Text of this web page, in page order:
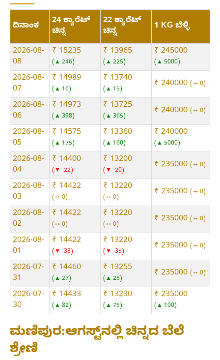
ದಿನಾಂಕ
24 ಕ್ಯಾರೆಟ್
ಚಿನ್ನ
22 ಕ್ಯಾರೆಟ್
ಚಿನ್ನ
1 KG ಬೆಳ್ಳಿ
2026-08-
08
₹ 15235
▲ 246
₹ 13965
▲ 225
₹ 245000
▲ 5000
2026-08-
07
₹ 14989
▲ 16
₹ 13740
▲ 15 ₹ 240000 ⇿ 0
2026-08-
06
₹ 14973
▲ 398
₹ 13725
▲ 365 ₹ 240000 ⇿ 0
2026-08-
05
₹ 14575
▲ 175
₹ 13360
▲ 160
₹ 240000
▲ 5000
2026-08-
04
₹ 14400
▼ -22
₹ 13200
▼ -20 ₹ 235000 ⇿ 0
2026-08-
03
₹ 14422
⇿ 0
₹ 13220
⇿ 0 ₹ 235000 ⇿ 0
2026-08-
02
₹ 14422
⇿ 0
₹ 13220
⇿ 0 ₹ 235000 ⇿ 0
2026-08-
01
₹ 14422
▼ -38
₹ 13220
▼ -35 ₹ 235000 ⇿ 0
2026-07-
31
₹ 14460
▲ 27
₹ 13255
▲ 25 ₹ 235000 ⇿ 0
2026-07-
30
₹ 14433
▲ 82
₹ 13230
▲ 75
₹ 235000
▲ 100
ಮಣಿಪುರ:ಆಗಸ್ಟ್‌ನಲ್ಲಿ ಚಿನ್ನದ ಬೆಲೆ
ಶ್ರೇಣಿ